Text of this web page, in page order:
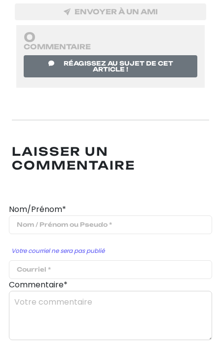
ENVOYER À UN AMI
0
COMMENTAIRE
RÉAGISSEZ AU SUJET DE CET
ARTICLE !
LAISSER UN
COMMENTAIRE
Nom/Prénom*
Votre courriel ne sera pas publié
Commentaire*